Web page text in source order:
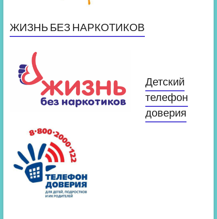
ЖИЗНЬ БЕЗ НАРКОТИКОВ
Детский
телефон
доверия